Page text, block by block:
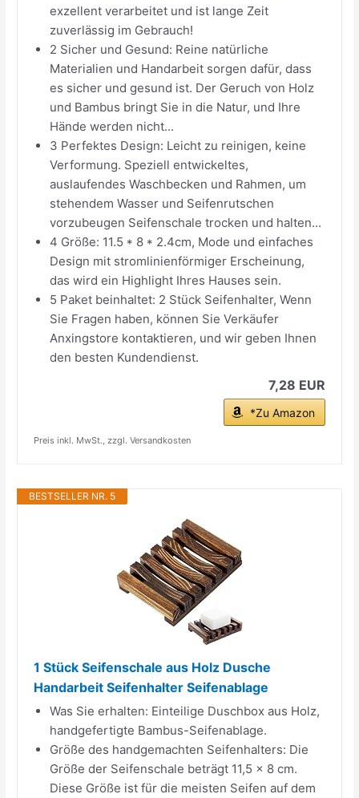
exzellent verarbeitet und ist lange Zeit
zuverlässig im Gebrauch!
2 Sicher und Gesund: Reine natürliche
Materialien und Handarbeit sorgen dafür, dass
es sicher und gesund ist. Der Geruch von Holz
und Bambus bringt Sie in die Natur, und Ihre
Hände werden nicht...
3 Perfektes Design: Leicht zu reinigen, keine
Verformung. Speziell entwickeltes,
auslaufendes Waschbecken und Rahmen, um
stehendem Wasser und Seifenrutschen
vorzubeugen Seifenschale trocken und halten...
4 Größe: 11.5 * 8 * 2.4cm, Mode und einfaches
Design mit stromlinienförmiger Erscheinung,
das wird ein Highlight Ihres Hauses sein.
5 Paket beinhaltet: 2 Stück Seifenhalter, Wenn
Sie Fragen haben, können Sie Verkäufer
Anxingstore kontaktieren, und wir geben Ihnen
den besten Kundendienst.
7,28 EUR
*Zu Amazon
Preis inkl. MwSt., zzgl. Versandkosten
BESTSELLER NR. 5
1 Stück Seifenschale aus Holz Dusche
Handarbeit Seifenhalter Seifenablage
Was Sie erhalten: Einteilige Duschbox aus Holz,
handgefertigte Bambus-Seifenablage.
Größe des handgemachten Seifenhalters: Die
Größe der Seifenschale beträgt 11,5 x 8 cm.
Diese Größe ist für die meisten Seifen auf dem